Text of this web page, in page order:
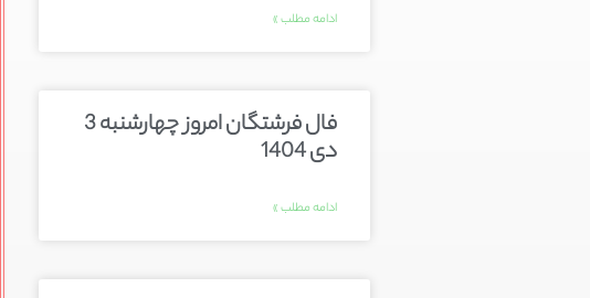
ادامه مطلب »
فال فرشتگان امروز چهارشنبه 3
دی 1404
ادامه مطلب »